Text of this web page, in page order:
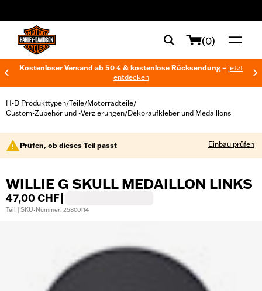
(0)
Kostenloser Versand ab 50 € & kostenlose Rücksendung – jetzt
entdecken
H-D Produkttypen/Teile/Motorradteile/
Custom-Zubehör und -Verzierungen/Dekoraufkleber und Medaillons
Prüfen, ob dieses Teil passt Einbau prüfen
WILLIE G SKULL MEDAILLON LINKS
47,00 CHF
Teil | SKU-Nummer: 25800114